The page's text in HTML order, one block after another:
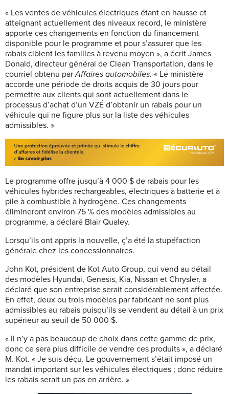
« Les ventes de véhicules électriques étant en hausse et
atteignant actuellement des niveaux record, le ministère
apporte ces changements en fonction du financement
disponible pour le programme et pour s’assurer que les
rabais ciblent les familles à revenu moyen », a écrit James
Donald, directeur général de Clean Transportation, dans le
courriel obtenu parAffaires automobiles. « Le ministère
accorde une période de droits acquis de 30 jours pour
permettre aux clients qui sont actuellement dans le
processus d’achat d’un VZÉ d’obtenir un rabais pour un
véhicule qui ne figure plus sur la liste des véhicules
admissibles. »
Le programme offre jusqu’à 4 000 $ de rabais pour les
véhicules hybrides rechargeables, électriques à batterie et à
pile à combustible à hydrogène. Ces changements
élimineront environ 75 % des modèles admissibles au
programme, a déclaré Blair Qualey.
Lorsqu’ils ont appris la nouvelle, ç’a été la stupéfaction
générale chez les concessionnaires.
John Kot, président de Kot Auto Group, qui vend au détail
des modèles Hyundai, Genesis, Kia, Nissan et Chrysler, a
déclaré que son entreprise serait considérablement affectée.
En effet, deux ou trois modèles par fabricant ne sont plus
admissibles au rabais puisqu’ils se vendent au détail à un prix
supérieur au seuil de 50 000 $.
« Il n’y a pas beaucoup de choix dans cette gamme de prix,
donc ce sera plus difficile de vendre ces produits », a déclaré
M. Kot. « Je suis déçu. Le gouvernement s’était imposé un
mandat important sur les véhicules électriques ; donc réduire
les rabais serait un pas en arrière. »